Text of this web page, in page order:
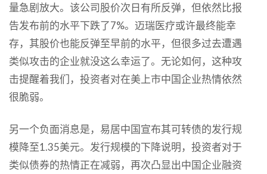
量急剧放大。该公司股价次日有所反弹，但依然比报
告发布前的水平下跌了7%。迈瑞医疗或许最终能幸
存，其股价也能反弹至早前的水平，但很多过去遭遇
类似攻击的企业就没这么幸运了。无论如何，这种攻
击提醒着我们，投资者对在美上市中国企业热情依然
很脆弱。
另一个负面消息是，易居中国宣布其可转债的发行规
模降至1.35美元。发行规模的下降说明，投资者对于
类似债券的热情正在减弱，再次凸显出中国企业融资